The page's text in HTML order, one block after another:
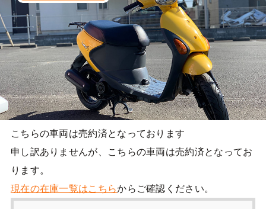
こちらの車両は売約済となっております
申し訳ありませんが、こちらの車両は売約済となってお
ります。
現在の在庫一覧はこちらからご確認ください。